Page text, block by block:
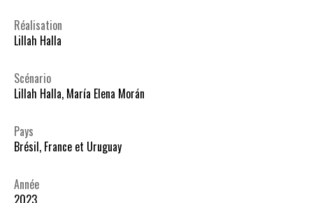
Réalisation
Lillah Halla
Scénario
Lillah Halla, María Elena Morán
Pays
Brésil, France et Uruguay
Année
2023